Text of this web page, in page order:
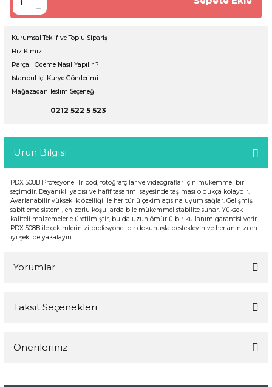
Kurumsal Teklif ve Toplu Sipariş
Biz Kimiz
Parçalı Ödeme Nasıl Yapılır ?
İstanbul İçi Kurye Gönderimi
Mağazadan Teslim Seçeneği
0212 522 5 523
Ürün Bilgisi
PDX 508B Profesyonel Tripod, fotoğrafçılar ve videograflar için mükemmel bir
seçimdir. Dayanıklı yapısı ve hafif tasarımı sayesinde taşıması oldukça kolaydır.
Ayarlanabilir yükseklik özelliği ile her türlü çekim açısına uyum sağlar. Gelişmiş
sabitleme sistemi, en zorlu koşullarda bile mükemmel stabilite sunar. Yüksek
kaliteli malzemelerle üretilmiştir, bu da uzun ömürlü bir kullanım garantisi verir.
PDX 508B ile çekimlerinizi profesyonel bir dokunuşla destekleyin ve her anınızı en
iyi şekilde yakalayın.
Yorumlar
Taksit Seçenekleri
Önerileriniz